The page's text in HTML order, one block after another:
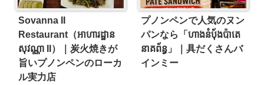
Sovanna II
Restaurant（អាហារដ្ឋាន
សុវណ្ណា II）｜炭火焼きが
旨いプノンペンのローカ
ル実力店
プノンペンで人気のヌン
パンなら「ហាងនំប៉័ងប៉ាតេ
នាគព័ន្ធ」｜具だくさんバ
インミー